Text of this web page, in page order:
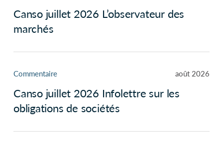
Canso juillet 2026 L’observateur des
marchés
Commentaire août 2026
Canso juillet 2026 Infolettre sur les
obligations de sociétés